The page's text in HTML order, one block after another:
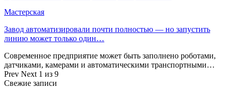
Мастерская
Завод автоматизировали почти полностью — но запустить
линию может только один…
Современное предприятие может быть заполнено роботами,
датчиками, камерами и автоматическими транспортными…
Prev Next 1 из 9
Свежие записи